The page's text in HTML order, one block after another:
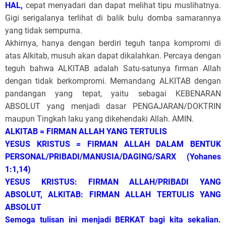
HAL, cepat menyadari dan dapat melihat tipu muslihatnya.
Gigi serigalanya terlihat di balik bulu domba samarannya
yang tidak sempurna.
Akhirnya, hanya dengan berdiri teguh tanpa kompromi di
atas Alkitab, musuh akan dapat dikalahkan. Percaya dengan
teguh bahwa ALKITAB adalah Satu-satunya firman Allah
dengan tidak berkompromi. Memandang ALKITAB dengan
pandangan yang tepat, yaitu sebagai KEBENARAN
ABSOLUT yang menjadi dasar PENGAJARAN/DOKTRIN
maupun Tingkah laku yang dikehendaki Allah. AMIN.
ALKITAB = FIRMAN ALLAH YANG TERTULIS
YESUS KRISTUS = FIRMAN ALLAH DALAM BENTUK
PERSONAL/PRIBADI/MANUSIA/DAGING/SARX (Yohanes
1:1,14)
YESUS KRISTUS: FIRMAN ALLAH/PRIBADI YANG
ABSOLUT, ALKITAB: FIRMAN ALLAH TERTULIS YANG
ABSOLUT
Semoga tulisan ini menjadi BERKAT bagi kita sekalian.